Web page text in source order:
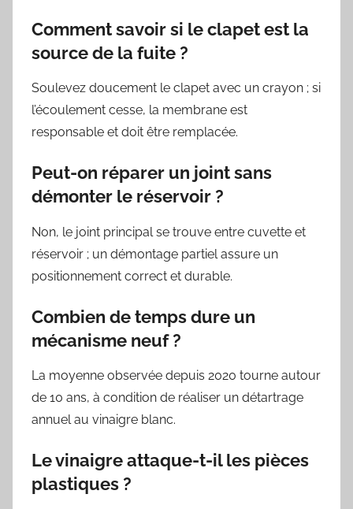
Comment savoir si le clapet est la
source de la fuite ?
Soulevez doucement le clapet avec un crayon ; si
l’écoulement cesse, la membrane est
responsable et doit être remplacée.
Peut-on réparer un joint sans
démonter le réservoir ?
Non, le joint principal se trouve entre cuvette et
réservoir ; un démontage partiel assure un
positionnement correct et durable.
Combien de temps dure un
mécanisme neuf ?
La moyenne observée depuis 2020 tourne autour
de 10 ans, à condition de réaliser un détartrage
annuel au vinaigre blanc.
Le vinaigre attaque-t-il les pièces
plastiques ?